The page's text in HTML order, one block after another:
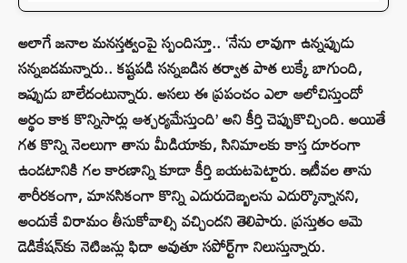
అలాగే జనాల మనస్తత్వంపై స్పందిస్తూ.. ‘నేను లావుగా ఉన్నప్పుడు
సన్నబడమన్నారు.. కష్టపడి సన్నబడిన తర్వాత పాత లుక్కే బాగుంది,
ఇప్పుడు బాలేదంటున్నారు. అసలు ఈ ప్రపంచం ఎలా ఆలోచిస్తుందో
అర్థం కాక కొన్నిసార్లు ఆశ్చర్యమేస్తుంది’ అని కీర్తి చెప్పుకొచ్చింది. అయితే
గత కొన్ని నెలలుగా తాను మీడియాకు, సినిమాలకు కాస్త దూరంగా
ఉండటానికి గల కారణాన్ని కూడా కీర్తి బయటపెట్టారు. ఇటీవల తాను
శారీరకంగా, మానసికంగా కొన్ని ఎదురుదెబ్బలను ఎదుర్కొన్నానని,
అందుకే విరామం తీసుకోవాల్సి వచ్చిందని తెలిపారు. ప్రస్తుతం ఆమె
డెడికేషన్‌కు నెటిజన్లు ఫిదా అవుతూ సపోర్ట్‌గా నిలుస్తున్నారు.